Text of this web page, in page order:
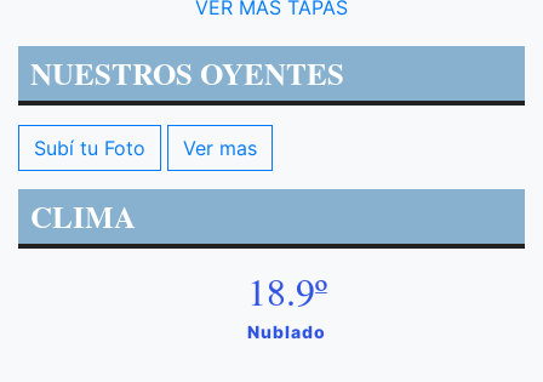
VER MÁS TAPAS
NUESTROS OYENTES
Subí tu Foto Ver mas
CLIMA
18.9º
Nublado